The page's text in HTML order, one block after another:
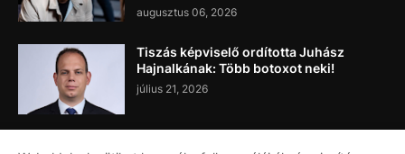
augusztus 06, 2026
Tiszás képviselő ordította Juhász
Hajnalkának: Több botoxot neki!
július 21, 2026